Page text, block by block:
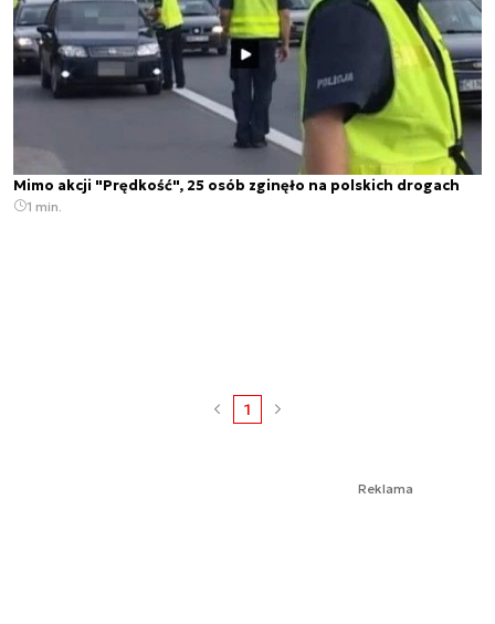
Mimo akcji "Prędkość", 25 osób zginęło na polskich drogach
1 min.
1
Reklama